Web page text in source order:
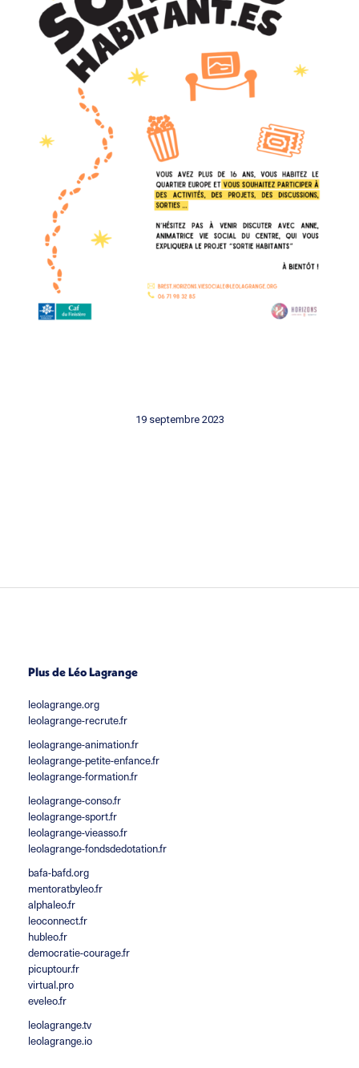
19 septembre 2023
Plus de Léo Lagrange
leolagrange.org
leolagrange-recrute.fr
leolagrange-animation.fr
leolagrange-petite-enfance.fr
leolagrange-formation.fr
leolagrange-conso.fr
leolagrange-sport.fr
leolagrange-vieasso.fr
leolagrange-fondsdedotation.fr
bafa-bafd.org
mentoratbyleo.fr
alphaleo.fr
leoconnect.fr
hubleo.fr
democratie-courage.fr
picuptour.fr
virtual.pro
eveleo.fr
leolagrange.tv
leolagrange.io